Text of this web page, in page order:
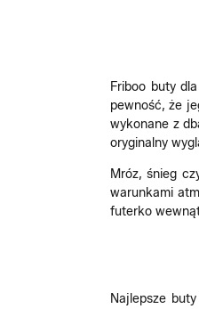
Friboo buty
pewność, że
wykonane z
oryginalny
Mróz, śnieg
warunkami
futerko
Najlepsze